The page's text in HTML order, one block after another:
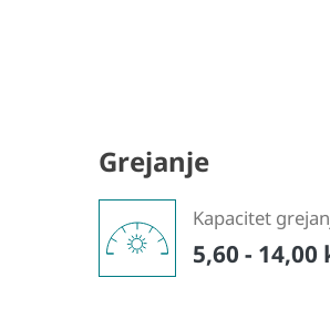
Grejanje
Kapacitet
5,60 - 14,00